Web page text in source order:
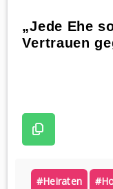
„Jede Ehe
Vertrauen
#heiraten